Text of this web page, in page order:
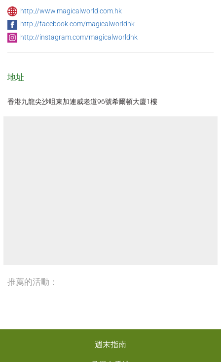
http://www.magicalworld.com.hk
http://facebook.com/magicalworldhk
http://instagram.com/magicalworldhk
地址
香港九龍尖沙咀東加連威老道96號希爾頓大廈1樓
推薦的活動：
週末指南